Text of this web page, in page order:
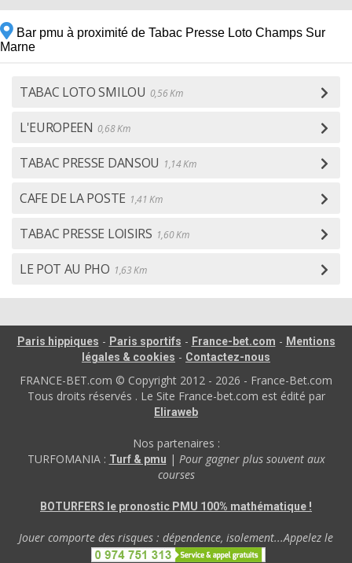
Bar pmu à proximité de Tabac Presse Loto Champs Sur
Marne
TABAC LOTO SMILOU 0,56 Km
L'EUROPEEN 0,68 Km
TABAC PRESSE DANSOU 1,14 Km
CAFE DE LA POSTE 1,41 Km
TABAC PRESSE LOISIRS 1,60 Km
LE POT AU PHO 1,63 Km
Paris hippiques - Paris sportifs - France-bet.com - Mentions
légales & cookies - Contactez-nous
FRANCE-BET.com © Copyright 2012 - 2026 - France-Bet.com
Tous droits réservés . Le Site France-bet.com est édité par
Eliraweb
Nos partenaires :
TURFOMANIA : Turf & pmu | Pour gagner plus souvent aux
courses
BOTURFERS le pronostic PMU 100% mathématique !
Jouer comporte des risques : dépendence, isolement...Appelez le